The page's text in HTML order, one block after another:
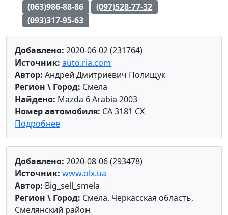
(063)986-88-86
(097)528-77-32
(093)317-95-63
Добавлено: 2020-06-02 (231764)
Источник: auto.ria.com
Автор: Андрей Дмитриевич Полищук
Регион \ Город: Смела
Найдено: Mazda 6 Arabia 2003
Номер автомобиля: CA 3181 CX
Подробнее
Добавлено: 2020-08-06 (293478)
Источник: www.olx.ua
Автор: Big_sell_smela
Регион \ Город: Смела, Черкасская область,
Смелянский район